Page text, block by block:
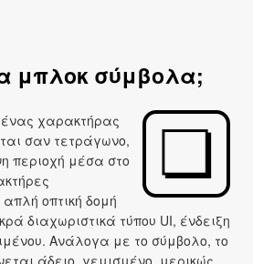
μπλοκ σύμβολα;
χαρακτήρας
σαν τετράγωνο,
περιοχή μέσα στο
απλή οπτική δομή
διαχωριστικά τύπου UI, ένδειξη
Ανάλογα με το σύμβολο, το
άδειο, γεμισμένο, μερικώς